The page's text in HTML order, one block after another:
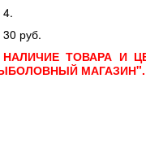
30 руб.
ТОВАРА И
МАГАЗИН".